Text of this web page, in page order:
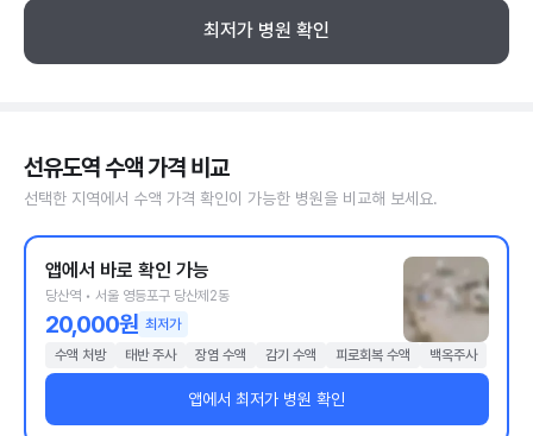
최저가 병원 확인
선유도역 수액 가격 비교
선택한 지역에서 수액 가격 확인이 가능한 병원을 비교해 보세요.
앱에서 바로 확인 가능
당산역 • 서울 영등포구 당산제2동
20,000원 최저가
수액 처방
태반 주사 장염 수액 감기 수액 피로회복 수액 백옥주사
앱에서 최저가 병원 확인